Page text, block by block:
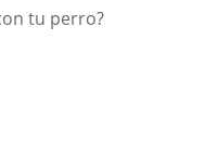
tu perro?